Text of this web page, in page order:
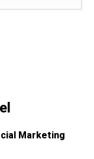
Marketing